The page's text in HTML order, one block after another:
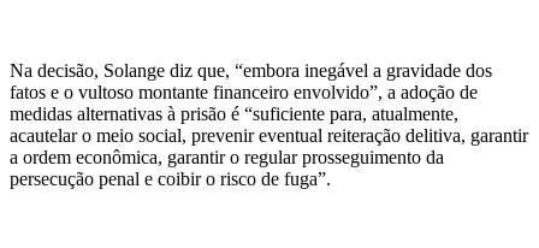
Na decisão, Solange diz que, “embora inegável a gravidade dos
fatos e o vultoso montante financeiro envolvido”, a adoção de
medidas alternativas à prisão é “suficiente para, atualmente,
acautelar o meio social, prevenir eventual reiteração delitiva, garantir
a ordem econômica, garantir o regular prosseguimento da
persecução penal e coibir o risco de fuga”.